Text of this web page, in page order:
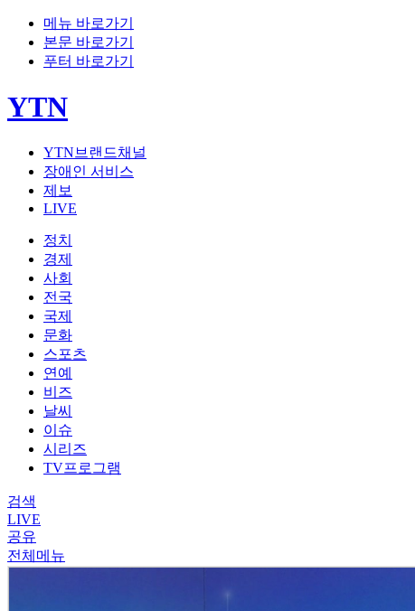
메뉴 바로가기
본문 바로가기
푸터 바로가기
YTN
YTN브랜드채널
장애인 서비스
제보
LIVE
정치
경제
사회
전국
국제
문화
스포츠
연예
비즈
날씨
이슈
시리즈
TV프로그램
검색
LIVE
공유
전체메뉴